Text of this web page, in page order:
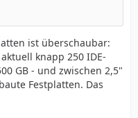
ist überschaubar:
knapp 250 IDE-
GB - und zwischen 2,5"
Festplatten. Das